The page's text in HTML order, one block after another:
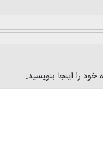
خود را اینجا بنویسید: